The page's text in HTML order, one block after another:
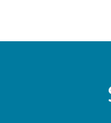
Saltar